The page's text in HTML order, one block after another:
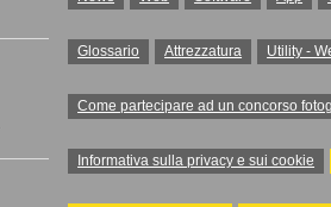
Glossario Attrezzatura Utility -
Come partecipare ad un concorso
Informativa sulla privacy e sui cookie